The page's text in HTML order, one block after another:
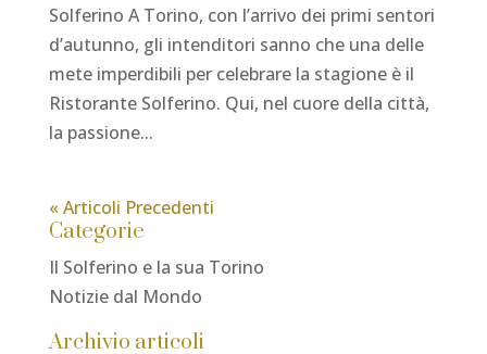
Solferino A Torino, con l’arrivo dei primi sentori
d’autunno, gli intenditori sanno che una delle
mete imperdibili per celebrare la stagione è il
Ristorante Solferino. Qui, nel cuore della città,
la passione...
« Articoli Precedenti
Categorie
Il Solferino e la sua Torino
Notizie dal Mondo
Archivio articoli